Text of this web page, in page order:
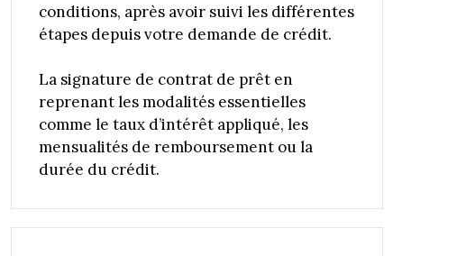
conditions, après avoir suivi les différentes
étapes depuis votre demande de crédit.
La signature de contrat de prêt en
reprenant les modalités essentielles
comme le taux d’intérêt appliqué, les
mensualités de remboursement ou la
durée du crédit.